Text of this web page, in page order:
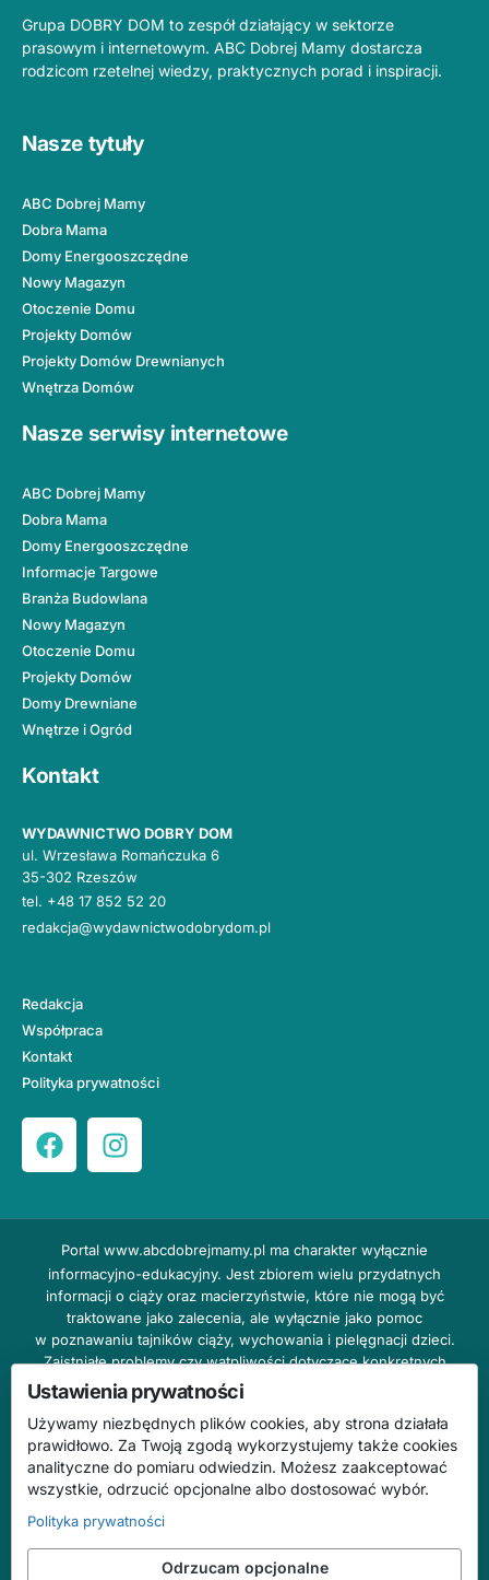
Grupa DOBRY DOM to zespół działający w sektorze
prasowym i internetowym. ABC Dobrej Mamy dostarcza
rodzicom rzetelnej wiedzy, praktycznych porad i inspiracji.
Nasze tytuły
ABC Dobrej Mamy
Dobra Mama
Domy Energooszczędne
Nowy Magazyn
Otoczenie Domu
Projekty Domów
Projekty Domów Drewnianych
Wnętrza Domów
Nasze serwisy internetowe
ABC Dobrej Mamy
Dobra Mama
Domy Energooszczędne
Informacje Targowe
Branża Budowlana
Nowy Magazyn
Otoczenie Domu
Projekty Domów
Domy Drewniane
Wnętrze i Ogród
Kontakt
WYDAWNICTWO DOBRY DOM
ul. Wrzesława Romańczuka 6
35-302 Rzeszów
tel. +48 17 852 52 20
redakcja@wydawnictwodobrydom.pl
Redakcja
Współpraca
Kontakt
Polityka prywatności
Portal www.abcdobrejmamy.pl ma charakter wyłącznie
informacyjno-edukacyjny. Jest zbiorem wielu przydatnych
informacji o ciąży oraz macierzyństwie, które nie mogą być
traktowane jako zalecenia, ale wyłącznie jako pomoc
w poznawaniu tajników ciąży, wychowania i pielęgnacji dzieci.
Zaistniałe problemy czy wątpliwości dotyczące konkretnych
przypadków należy bezzwłocznie konsultować z prowadzącym
lekarzem ginekologiem lub innym stosownym specjalistą w danej
dziedzinie. DOBRY DOM nie odpowiada za treść reklam,
nie ponosi również żadnych konsekwencji prawnych ani
odpowiedzialności za następstwa mogące wyniknąć na skutek
zastosowania podanych informacji bez wcześniejszej konsultacji
Na stronie abcdobrejmamy.pl mogą występować wpisy
o charakterze reklamowym.
Ustawienia prywatności
Używamy niezbędnych plików cookies, aby strona działała
prawidłowo. Za Twoją zgodą wykorzystujemy także cookies
analityczne do pomiaru odwiedzin. Możesz zaakceptować
wszystkie, odrzucić opcjonalne albo dostosować wybór.
Polityka prywatności
Odrzucam opcjonalne